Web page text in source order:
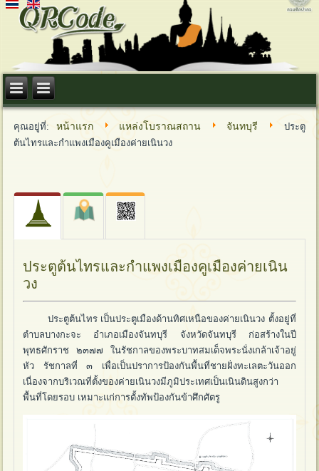
คุณอยู่ที่: หน้าแรก แหล่งโบราณสถาน จันทบุรี
ประตู
ต้นไทรและกำแพงเมืองคูเมืองค่ายเนินวง
ประตูต้นไทรและกำแพงเมืองคูเมืองค่ายเนิน
วง
ประตูต้นไทร เป็นประตูเมืองด้านทิศเหนือของค่ายเนินวง ตั้งอยู่ที่
ตำบลบางกะจะ อำเภอเมืองจันทบุรี จังหวัดจันทบุรี ก่อสร้างในปี
พุทธศักราช ๒๓๗๗ ในรัชกาลของพระบาทสมเด็จพระนั่งเกล้าเจ้าอยู่
หัว รัชกาลที่ ๓ เพื่อเป็นปราการป้องกันพื้นที่ชายฝั่งทะเลตะวันออก
เนื่องจากบริเวณที่ตั้งของค่ายเนินวงมีภูมิประเทศเป็นเนินดินสูงกว่า
พื้นที่โดยรอบ เหมาะแก่การตั้งทัพป้องกันข้าศึกศัตรู